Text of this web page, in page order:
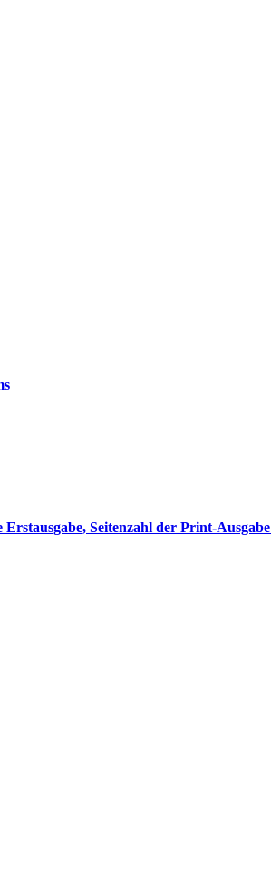
: ‎ 848 Seiten, ISBN-13 ‏ : ‎ 978-3764533694, Originaltitel ‏ : ‎ For